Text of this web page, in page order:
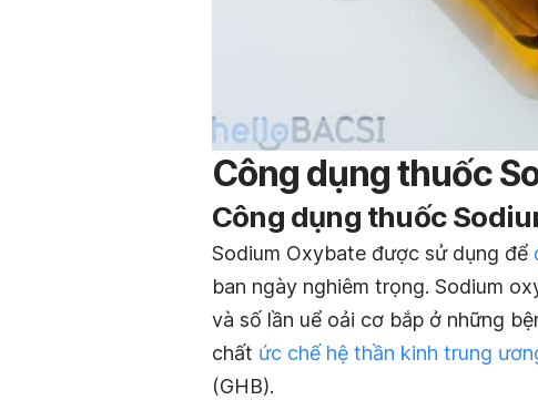
Công dụng thuốc
Công dụng thuốc
Sodium Oxybate được sử dụng để
ban ngày nghiêm trọng. Sodium
và số lần uể oải cơ bắp ở những
chất ức chế hệ thần kinh trung
(GHB).